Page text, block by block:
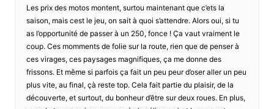
Les prix des motos montent, surtou maintenant que c’ets la
saison, mais cest le jeu, on sait à quoi s’attendre. Alors oui, si tu
as l’opportunité de passer à un 250, fonce ! Ça vaut vraiment le
coup. Ces momments de folie sur la route, rien que de penser à
ces virages, ces paysages magnifiques, ça me donne des
frissons. Et même si parfois ça fait un peu peur d’oser aller un peu
plus vite, au final, çà reste top. Cela fait partie du plaisir, de la
découverte, et surtout, du bonheur d’être sur deux roues. En plus,